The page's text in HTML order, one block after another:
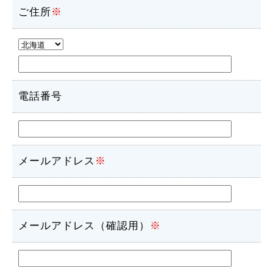
ご住所※
電話番号
メールアドレス ※
メールアドレス（確認用） ※